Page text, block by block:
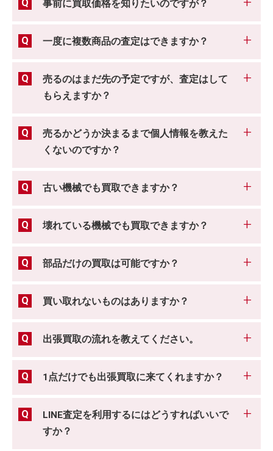
事前に買取価格を知りたいのですが？
一度に複数商品の査定はできますか？
売るのはまだ先の予定ですが、査定はして
もらえますか？
売るかどうか決まるまで個人情報を教えた
くないのですか？
古い機械でも買取できますか？
壊れている機械でも買取できますか？
部品だけの買取は可能ですか？
買い取れないものはありますか？
出張買取の流れを教えてください。
1点だけでも出張買取に来てくれますか？
LINE査定を利用するにはどうすればいいで
すか？